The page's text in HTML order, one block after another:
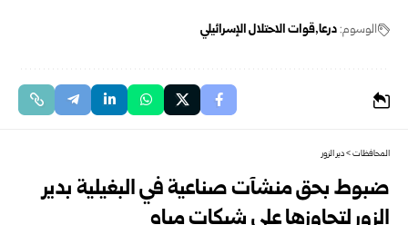
الوسوم:درعا قوات الاحتلال الإسرائيلي
المحافظات>دير الزور
ضبوط بحق منشآت صناعية في البغيلية بدير